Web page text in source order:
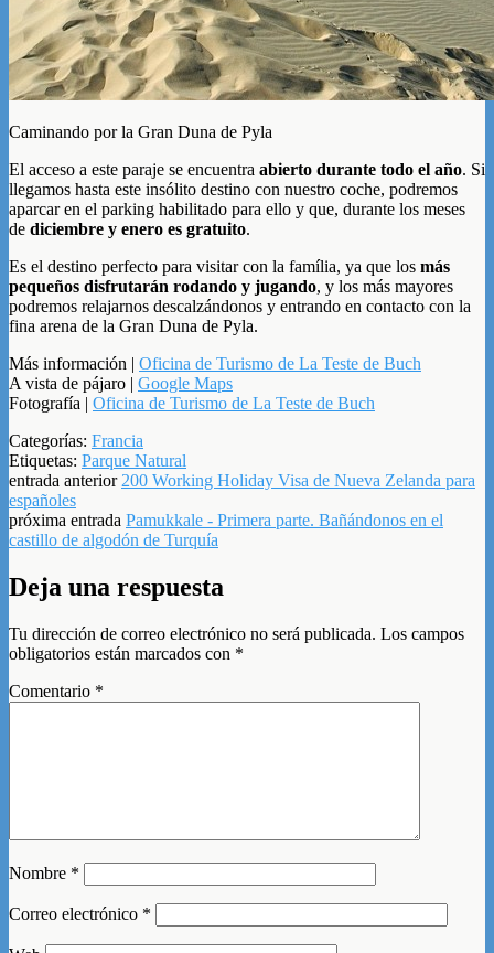
Caminando por la Gran Duna de Pyla
El acceso a este paraje se encuentra abierto durante todo el año. Si
llegamos hasta este insólito destino con nuestro coche, podremos
aparcar en el parking habilitado para ello y que, durante los meses
de diciembre y enero es gratuito.
Es el destino perfecto para visitar con la família, ya que los más
pequeños disfrutarán rodando y jugando, y los más mayores
podremos relajarnos descalzándonos y entrando en contacto con la
fina arena de la Gran Duna de Pyla.
Más información | Oficina de Turismo de La Teste de Buch
A vista de pájaro | Google Maps
Fotografía | Oficina de Turismo de La Teste de Buch
Categorías: Francia
Etiquetas: Parque Natural
entrada anterior 200 Working Holiday Visa de Nueva Zelanda para
españoles
próxima entrada Pamukkale - Primera parte. Bañándonos en el
castillo de algodón de Turquía
Deja una respuesta
Tu dirección de correo electrónico no será publicada. Los campos
obligatorios están marcados con *
Comentario *
Nombre *
Correo electrónico *